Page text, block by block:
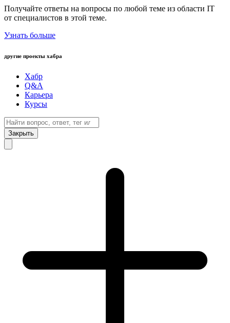
Получайте ответы на вопросы по любой теме из области IT
от специалистов в этой теме.
Узнать больше
другие проекты хабра
Хабр
Q&A
Карьера
Курсы
Закрыть